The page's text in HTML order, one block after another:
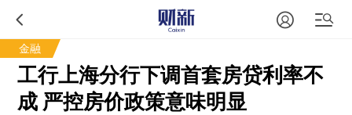
金融
工行上海分行下调首套房贷利率不
成 严控房价政策意味明显